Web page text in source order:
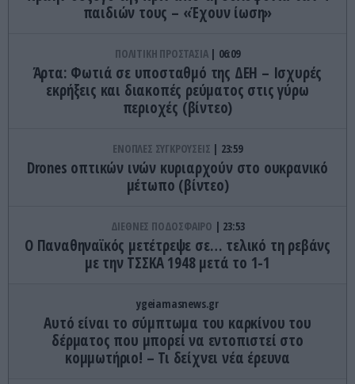
παιδιών τους – «Έχουν ίωση»
ΠΟΛΙΤΙΚΗ ΠΡΟΣΤΑΣΙΑ 06:09
Άρτα: Φωτιά σε υποσταθμό της ΔΕΗ – Ισχυρές
εκρήξεις και διακοπές ρεύματος στις γύρω
περιοχές (βίντεο)
ΕΝΟΠΛΕΣ ΣΥΓΚΡΟΥΣΕΙΣ 23:59
Drones οπτικών ινών κυριαρχούν στο ουκρανικό
μέτωπο (βίντεο)
ΔΙΕΘΝΕΣ ΠΟΔΟΣΦΑΙΡΟ 23:53
Ο Παναθηναϊκός μετέτρεψε σε… τελικό τη ρεβάνς
με την ΤΣΣΚΑ 1948 μετά το 1-1
ygeiamasnews.gr
Αυτό είναι το σύμπτωμα του καρκίνου του
δέρματος που μπορεί να εντοπιστεί στο
κομμωτήριο! – Τι δείχνει νέα έρευνα